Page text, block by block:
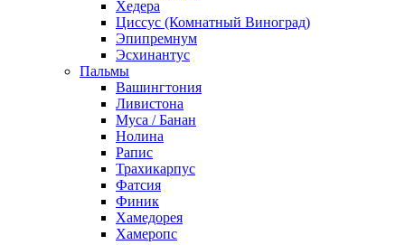
Хедера
Циссус (Комнатный Виноград)
Эпипремнум
Эсхинантус
Пальмы
Вашингтония
Ливистона
Муса / Банан
Нолина
Рапис
Трахикарпус
Фатсия
Финик
Хамедорея
Хамеропс